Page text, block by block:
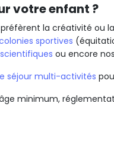
votre enfant ?
la créativité ou
sportives
ou encore nos
séjour multi-activités
minimum,